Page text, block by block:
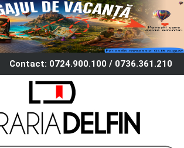
Contact: 0724.900.100 / 0736.361.210